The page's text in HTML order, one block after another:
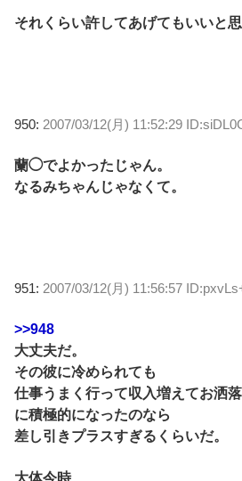
それくらい許してあげてもいいと思
950: 2007/03/12(月) 11:52:29
蘭◯でよかったじゃん。
なるみちゃんじゃなくて。
951: 2007/03/12(月) 11:56:57
>>948
大丈夫だ。
その彼に冷められても
仕事うまく行って収入増えてお洒
に積極的になったのなら
差し引きプラスすぎるくらいだ。
大体今時